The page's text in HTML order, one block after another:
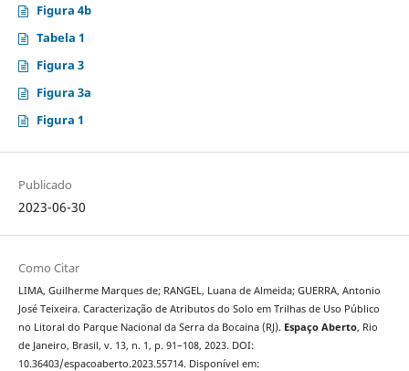
Figura 4b
Tabela 1
Figura 3
Figura 3a
Figura 1
Publicado
2023-06-30
Como Citar
LIMA, Guilherme Marques de; RANGEL, Luana de Almeida; GUERRA, Antonio
José Teixeira. Caracterização de Atributos do Solo em Trilhas de Uso Público
no Litoral do Parque Nacional da Serra da Bocaina (RJ). Espaço Aberto, Rio
de Janeiro, Brasil, v. 13, n. 1, p. 91–108, 2023. DOI:
10.36403/espacoaberto.2023.55714. Disponível em: